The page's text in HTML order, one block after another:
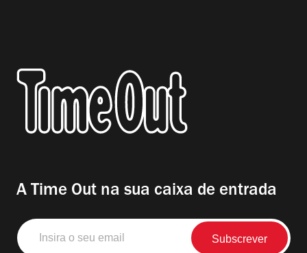
A Time Out na sua caixa de entrada
Insira
o